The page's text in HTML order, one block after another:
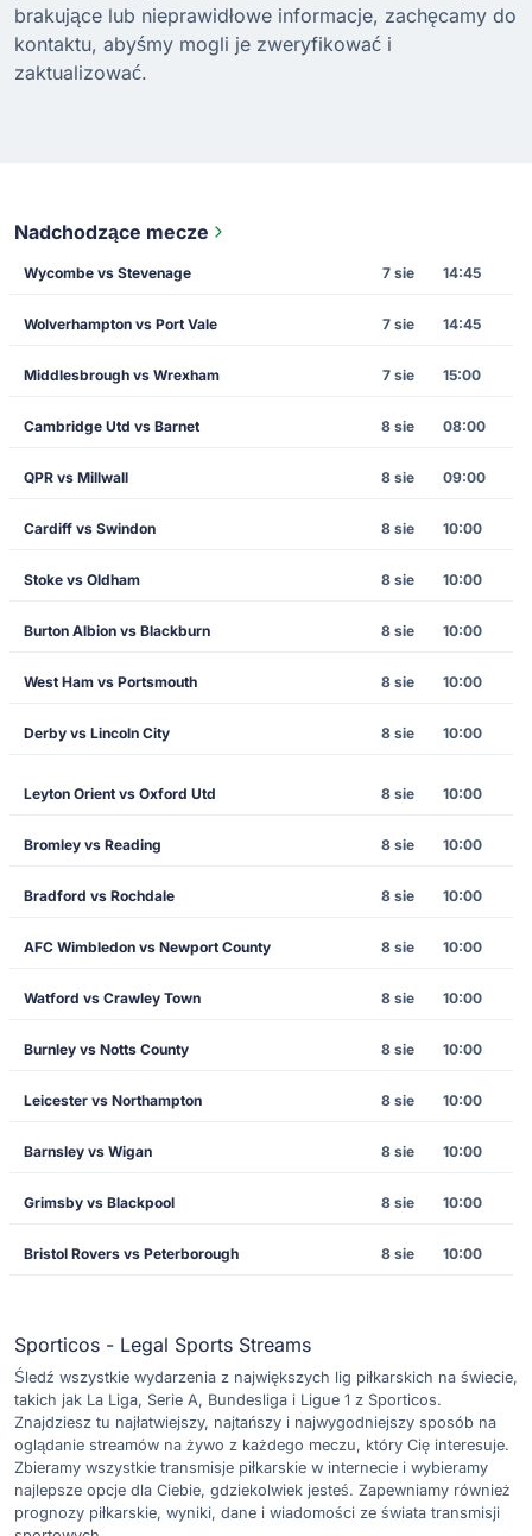
brakujące lub nieprawidłowe informacje, zachęcamy do
kontaktu, abyśmy mogli je zweryfikować i
zaktualizować.
Nadchodzące mecze
Wycombe vs Stevenage 7 sie 14:45
Wolverhampton vs Port Vale 7 sie 14:45
Middlesbrough vs Wrexham 7 sie 15:00
Cambridge Utd vs Barnet 8 sie 08:00
QPR vs Millwall 8 sie 09:00
Cardiff vs Swindon 8 sie 10:00
Stoke vs Oldham 8 sie 10:00
Burton Albion vs Blackburn 8 sie 10:00
West Ham vs Portsmouth 8 sie 10:00
Derby vs Lincoln City 8 sie 10:00
Leyton Orient vs Oxford Utd 8 sie 10:00
Bromley vs Reading 8 sie 10:00
Bradford vs Rochdale 8 sie 10:00
AFC Wimbledon vs Newport County 8 sie 10:00
Watford vs Crawley Town 8 sie 10:00
Burnley vs Notts County 8 sie 10:00
Leicester vs Northampton 8 sie 10:00
Barnsley vs Wigan 8 sie 10:00
Grimsby vs Blackpool 8 sie 10:00
Bristol Rovers vs Peterborough 8 sie 10:00
Sporticos - Legal Sports Streams
Śledź wszystkie wydarzenia z największych lig piłkarskich na świecie,
takich jak La Liga, Serie A, Bundesliga i Ligue 1 z Sporticos.
Znajdziesz tu najłatwiejszy, najtańszy i najwygodniejszy sposób na
oglądanie streamów na żywo z każdego meczu, który Cię interesuje.
Zbieramy wszystkie transmisje piłkarskie w internecie i wybieramy
najlepsze opcje dla Ciebie, gdziekolwiek jesteś. Zapewniamy również
prognozy piłkarskie, wyniki, dane i wiadomości ze świata transmisji